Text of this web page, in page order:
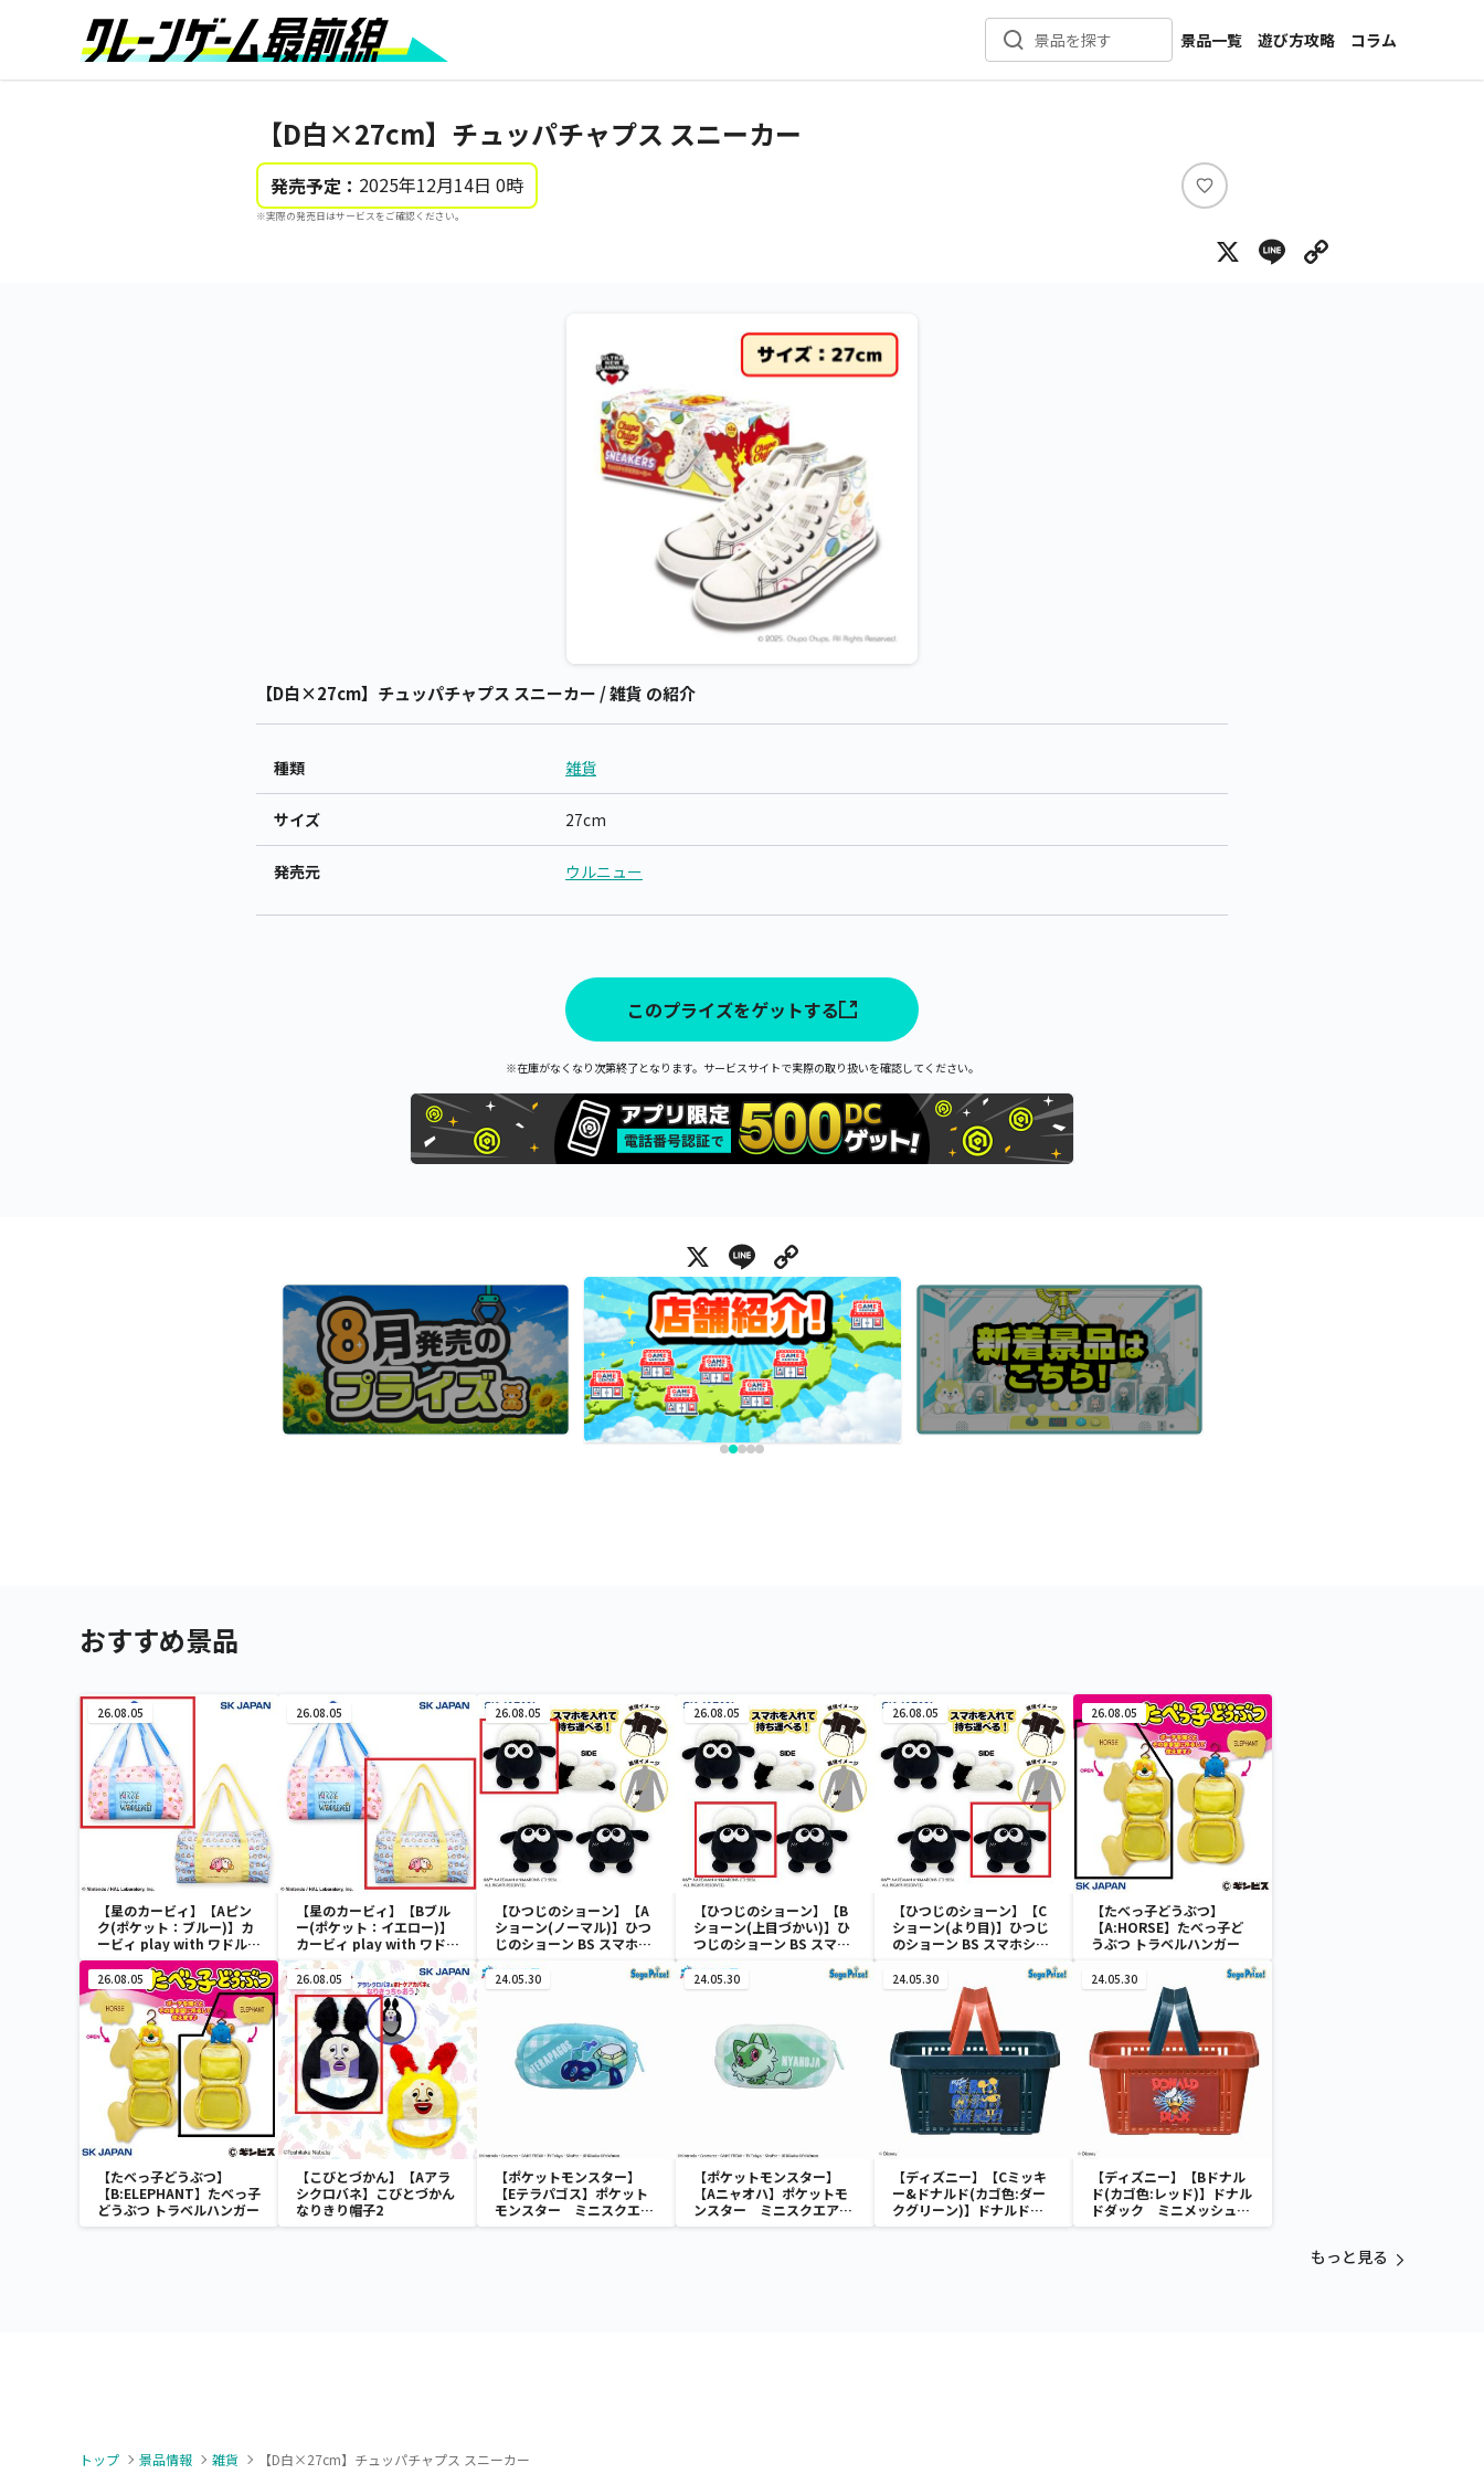
景品を探す
景品一覧
新着景品
メーカー一覧
遊び方攻略
コラム
インタビュー
【D白×27cm】チュッパチャプス スニーカー
発売予定： 2025年12月14日 0時
※実際の発売日はサービスをご確認ください。
い
ね
X Line
【D白×27cm】チュッパチャプス スニーカー / 雑貨 の紹介
種類 雑貨
サイズ 27cm
発売元 ウルニュー
このプライズをゲットする
※在庫がなくなり次第終了となります。サービスサイトで実際の取り扱いを確認してください。
X Line
おすすめ景品
26.08.05
【星のカービィ】【Aピン
ク(ポケット：ブルー)】カ
ービィ play with ワドルデ
ィ ボストンバッグ
26.08.05
【星のカービィ】【Bブル
ー(ポケット：イエロー)】
カービィ play with ワドル
ディ ボストンバッグ
26.08.05
【ひつじのショーン】【A
ショーン(ノーマル)】ひつ
じのショーン BS スマホシ
26.08.05
【ひつじのショーン】【B
ショーン(上目づかい)】ひ
つじのショーン BS スマホ
26.08.05
【ひつじのショーン】【C
ショーン(より目)】ひつじ
のショーン BS スマホショ
26.08.05
【たべっ子どうぶつ】
【A:HORSE】たべっ子ど
うぶつ トラベルハンガー
26.08.05
【たべっ子どうぶつ】
【B:ELEPHANT】たべっ子
どうぶつ トラベルハンガー
26.08.05
【こびとづかん】【Aアラ
シクロバネ】こびとづかん
なりきり帽子2
24.05.30
【ポケットモンスター】
【Eテラパゴス】ポケット
モンスター ミニスクエア
ポーチ
24.05.30
【ポケットモンスター】
【Aニャオハ】ポケットモ
ンスター ミニスクエアポ
ーチ
24.05.30
【ディズニー】【Cミッキ
ー&ドナルド(カゴ色:ダー
クグリーン)】ドナルドダ
ック ミニメッシュカゴ
24.05.30
【ディズニー】【Bドナル
ド(カゴ色:レッド)】ドナル
ドダック ミニメッシュカ
ゴ
もっと見る
トップ 景品情報 雑貨 【D白×27cm】チュッパチャプス スニーカー